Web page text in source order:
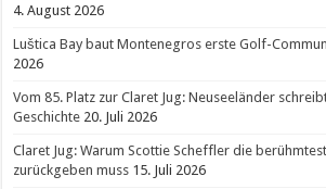
4. August 2026
Luštica Bay baut Montenegros erste Golf-
2026
Vom 85. Platz zur Claret Jug: Neuseeländer
Geschichte 20. Juli 2026
Claret Jug: Warum Scottie Scheffler die
zurückgeben muss 15. Juli 2026